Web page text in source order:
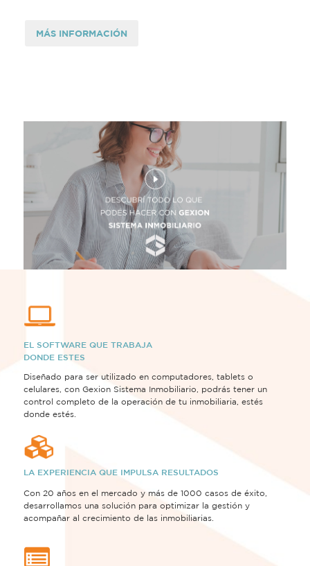
MÁS INFORMACIÓN
EL SOFTWARE QUE TRABAJA
DONDE ESTES
Diseñado para ser utilizado en computadores, tablets o
celulares, con Gexion Sistema Inmobiliario, podrás tener un
control completo de la operación de tu inmobiliaria, estés
donde estés.
LA EXPERIENCIA QUE IMPULSA RESULTADOS
Con 20 años en el mercado y más de 1000 casos de éxito,
desarrollamos una solución para optimizar la gestión y
acompañar al crecimiento de las inmobiliarias.